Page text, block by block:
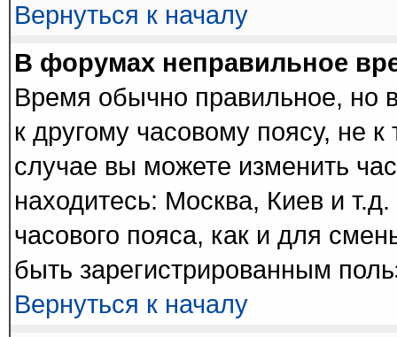
Вернуться к началу
В форумах неправильное
Время обычно правильное, но
к другому часовому поясу, не
случае вы можете изменить
находитесь: Москва, Киев и
часового пояса, как и для
быть зарегистрированным
Вернуться к началу